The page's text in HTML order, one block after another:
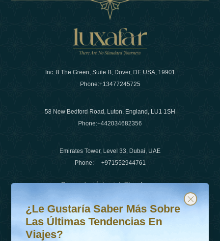
Inc. 8 The Green, Suite B, Dover, DE USA, 19901
Phone:+13477245725
58 New Bedford Road, Luton, England, LU1 1SH
Phone:+442034682356
Emirates Tower, Level 33, Dubai, UAE
Phone: +971552944761
Correo electrónico:info@luxafar.com
Número de WhatsApp
+442034682356
+971552944761
¿Le gustaría saber más sobre las últimas tendencias en
Suscríbete a nuestro boletín y mantente actualizado
¿Le Gustaría Saber Más Sobre
Las Últimas Tendencias En
Viajes?